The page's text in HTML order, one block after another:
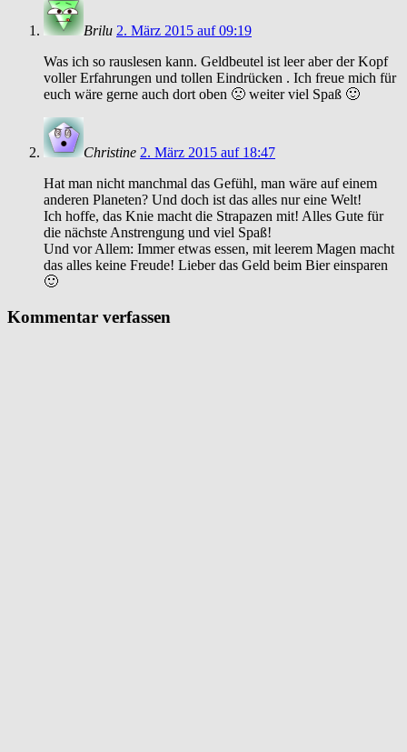
Brilu 2. März 2015 auf 09:19
Was ich so rauslesen kann. Geldbeutel ist leer aber der Kopf
voller Erfahrungen und tollen Eindrücken . Ich freue mich für
euch wäre gerne auch dort oben 🙁 weiter viel Spaß 🙂
Christine 2. März 2015 auf 18:47
Hat man nicht manchmal das Gefühl, man wäre auf einem
anderen Planeten? Und doch ist das alles nur eine Welt!
Ich hoffe, das Knie macht die Strapazen mit! Alles Gute für
die nächste Anstrengung und viel Spaß!
Und vor Allem: Immer etwas essen, mit leerem Magen macht
das alles keine Freude! Lieber das Geld beim Bier einsparen
🙂
Kommentar verfassen